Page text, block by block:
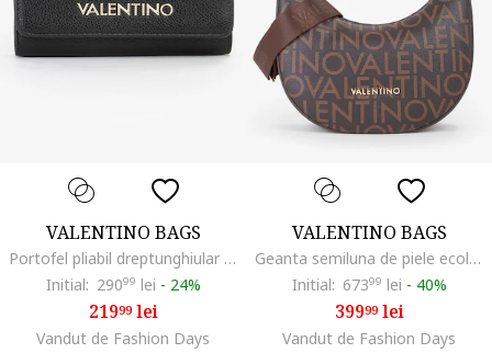
VALENTINO BAGS
Portofel pliabil dreptunghiular din piele ecologica, Negru
Initial: 29099 lei - 24%
21999lei
Vandut de Fashion Days
VALENTINO BAGS
Geanta semiluna de piele ecologica cu model logo, Maro inchis/Maro deschis
Initial: 67399 lei - 40%
39999lei
Vandut de Fashion Days